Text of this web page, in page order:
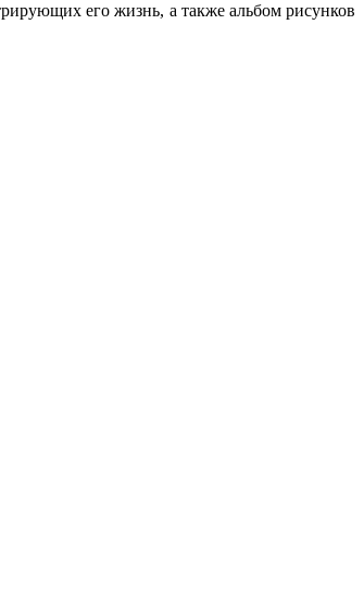
его жизнь, а также альбом рисунков